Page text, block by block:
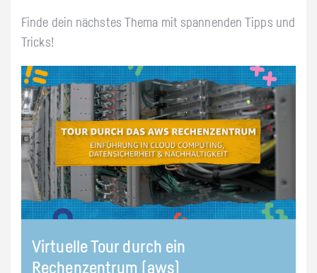
Finde dein nächstes Thema mit spannenden Tipps und
Tricks!
Virtuelle Tour durch ein
Rechenzentrum (aws)